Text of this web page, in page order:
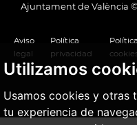
Utilizamos
Usamos cookies y otras
tu experiencia de
Ajuntament de València ©
Aviso
legal
Política
privacidad